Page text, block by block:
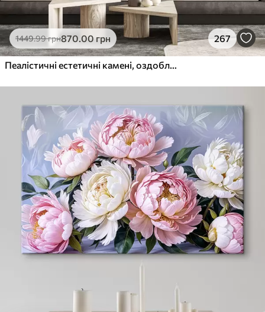
1449.99грн870.00 грн 267
Пеалістичні естетичні камені, оздоблення будинку, природне освітлення